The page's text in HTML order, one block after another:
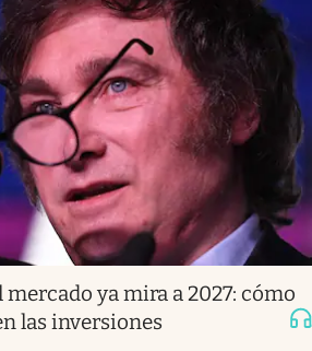
mercado ya mira a 2027: cómo
las inversiones